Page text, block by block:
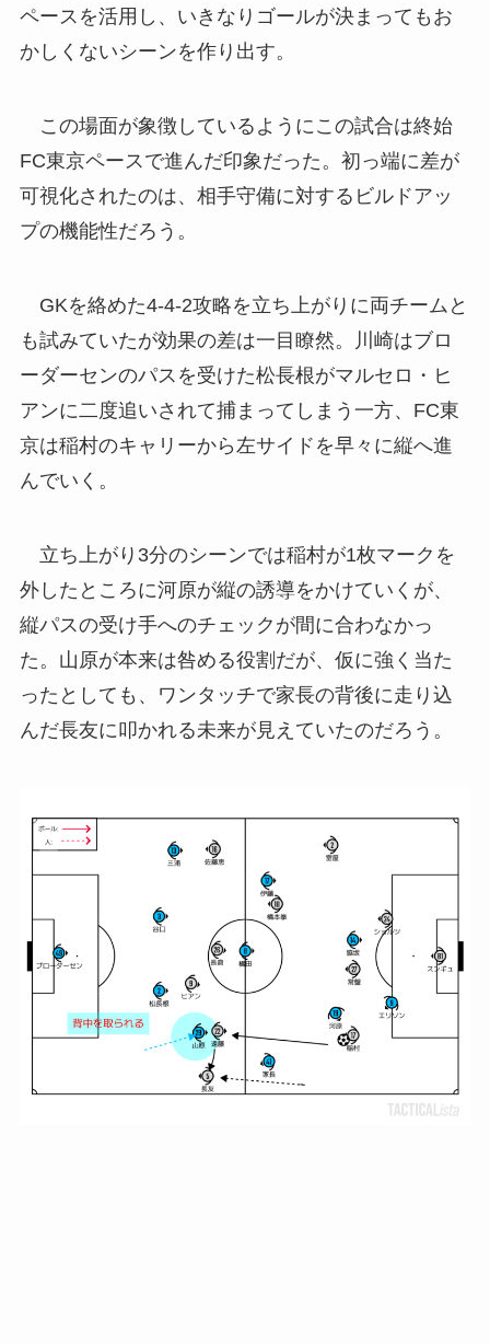
ペースを活用し、いきなりゴールが決まってもお
かしくないシーンを作り出す。
この場面が象徴しているようにこの試合は終始
FC東京ペースで進んだ印象だった。初っ端に差が
可視化されたのは、相手守備に対するビルドアッ
プの機能性だろう。
GKを絡めた4-4-2攻略を立ち上がりに両チームと
も試みていたが効果の差は一目瞭然。川崎はブロ
ーダーセンのパスを受けた松長根がマルセロ・ヒ
アンに二度追いされて捕まってしまう一方、FC東
京は稲村のキャリーから左サイドを早々に縦へ進
んでいく。
立ち上がり3分のシーンでは稲村が1枚マークを
外したところに河原が縦の誘導をかけていくが、
縦パスの受け手へのチェックが間に合わなかっ
た。山原が本来は咎める役割だが、仮に強く当た
ったとしても、ワンタッチで家長の背後に走り込
んだ長友に叩かれる未来が見えていたのだろう。